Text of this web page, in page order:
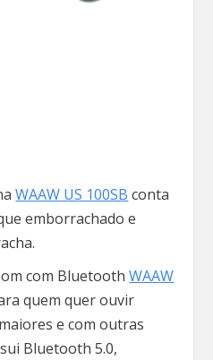
WAAW US 100SB conta
emborrachado e
com BluetoothWAAW
quem quer ouvir
e com outras
Bluetooth 5.0,